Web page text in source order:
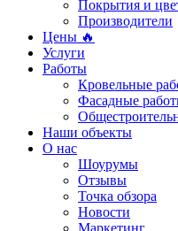
Покрытия и
Производители
Цены 🔥
Услуги
Работы
Кровельные
Фасадные
Наши объекты
О нас
Шоурумы
Отзывы
Точка обзора
Новости
Маркетинг